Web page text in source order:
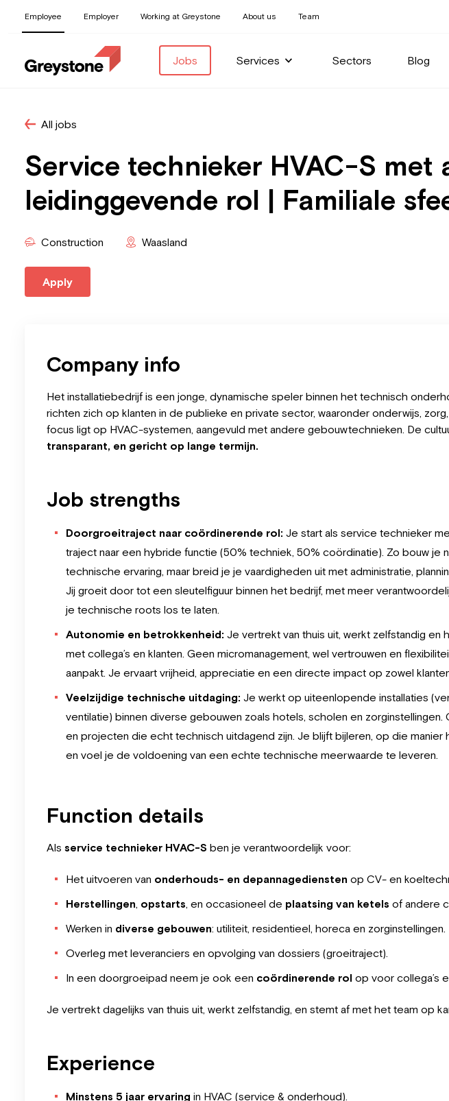
Employee Employer Working at Greystone About us Team
Jobs Services Sectors Blog
All jobs
Service technieker HVAC-S
leidinggevende rol | Familiale
Construction Waasland
Apply
Company info
Het installatiebedrijf is een jonge, dynamische speler binnen het technisch
richten zich op klanten in de publieke en private sector, waaronder onderwijs,
focus ligt op HVAC-systemen, aangevuld met andere gebouwtechnieken. De
transparant, en gericht op lange termijn.
Job strengths
Doorgroeitraject naar coördinerende rol: Je start als service technieker
traject naar een hybride functie (50% techniek, 50% coördinatie). Zo bouw je
technische ervaring, maar breid je je vaardigheden uit met administratie,
Jij groeit door tot een sleutelfiguur binnen het bedrijf, met meer
je technische roots los te laten.
Autonomie en betrokkenheid: Je vertrekt van thuis uit, werkt zelfstandig
met collega’s en klanten. Geen micromanagement, wel vertrouwen en
aanpakt. Je ervaart vrijheid, appreciatie en een directe impact op zowel
Veelzijdige technische uitdaging: Je werkt op uiteenlopende installaties
ventilatie) binnen diverse gebouwen zoals hotels, scholen en zorginstellingen.
en projecten die echt technisch uitdagend zijn. Je blijft bijleren, op die manier
en voel je de voldoening van een echte technische meerwaarde te leveren.
Function details
Als service technieker HVAC-S ben je verantwoordelijk voor:
Het uitvoeren van onderhouds- en depannagediensten op CV- en
Herstellingen, opstarts, en occasioneel de plaatsing van ketels of andere
Werken in diverse gebouwen: utiliteit, residentieel, horeca en zorginstellingen.
Overleg met leveranciers en opvolging van dossiers (groeitraject).
In een doorgroeipad neem je ook een coördinerende rol op voor collega’s
Je vertrekt dagelijks van thuis uit, werkt zelfstandig, en stemt af met het team op
Experience
Minstens 5 jaar ervaring in HVAC (service & onderhoud).